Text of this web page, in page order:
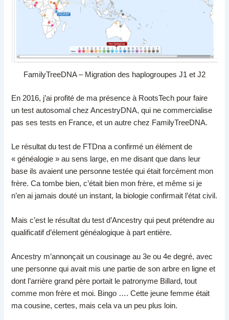
FamilyTreeDNA – Migration des haplogroupes J1 et J2
En 2016, j’ai profité de ma présence à RootsTech pour faire
un test autosomal chez AncestryDNA, qui ne commercialise
pas ses tests en France, et un autre chez FamilyTreeDNA.
Le résultat du test de FTDna a confirmé un élément de
« généalogie » au sens large, en me disant que dans leur
base ils avaient une personne testée qui était forcément mon
frère. Ca tombe bien, c’était bien mon frère, et même si je
n’en ai jamais douté un instant, la biologie confirmait l’état civil.
Mais c’est le résultat du test d’Ancestry qui peut prétendre au
qualificatif d’élement généalogique à part entière.
Ancestry m’annonçait un cousinage au 3e ou 4e degré, avec
une personne qui avait mis une partie de son arbre en ligne et
dont l’arrière grand père portait le patronyme Billard, tout
comme mon frère et moi. Bingo …. Cette jeune femme était
ma cousine, certes, mais cela va un peu plus loin.